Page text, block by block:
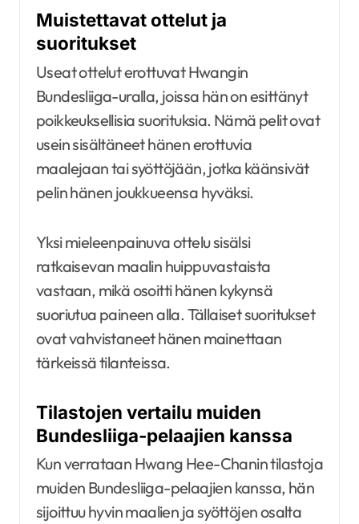
Muistettavat ottelut ja
suoritukset
Useat ottelut erottuvat Hwangin
Bundesliiga-uralla, joissa hän on esittänyt
poikkeuksellisia suorituksia. Nämä pelit ovat
usein sisältäneet hänen erottuvia
maalejaan tai syöttöjään, jotka käänsivät
pelin hänen joukkueensa hyväksi.
Yksi mieleenpainuva ottelu sisälsi
ratkaisevan maalin huippuvastaista
vastaan, mikä osoitti hänen kykynsä
suoriutua paineen alla. Tällaiset suoritukset
ovat vahvistaneet hänen mainettaan
tärkeissä tilanteissa.
Tilastojen vertailu muiden
Bundesliiga-pelaajien kanssa
Kun verrataan Hwang Hee-Chanin tilastoja
muiden Bundesliiga-pelaajien kanssa, hän
sijoittuu hyvin maalien ja syöttöjen osalta